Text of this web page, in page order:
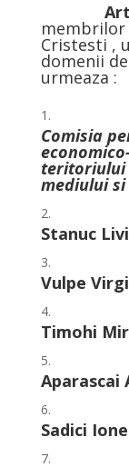
Art.
membrilor
Cristesti ,
domenii
urmeaza :
Comisia
teritoriului
mediului
Stanuc
Vulpe
Timohi
Aparascai
Sadici